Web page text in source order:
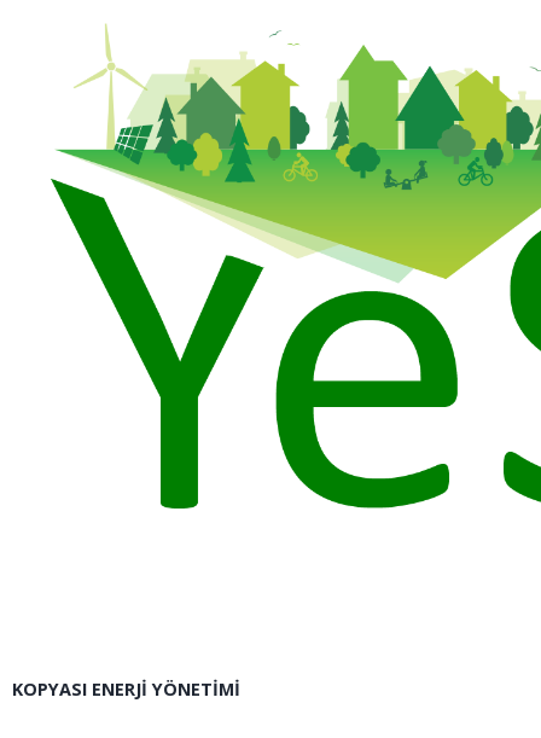
KOPYASI ENERJI YÖNETIMI